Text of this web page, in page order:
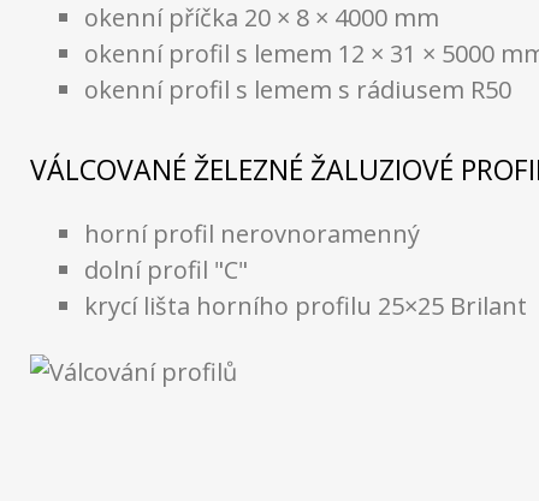
okenní příčka 20 × 8 × 4000 mm
okenní profil s lemem 12 × 31 × 5000
okenní profil s lemem s rádiusem R50
VÁLCOVANÉ ŽELEZNÉ ŽALUZIOVÉ
horní profil nerovnoramenný
dolní profil "C"
krycí lišta horního profilu 25×25 Brilant